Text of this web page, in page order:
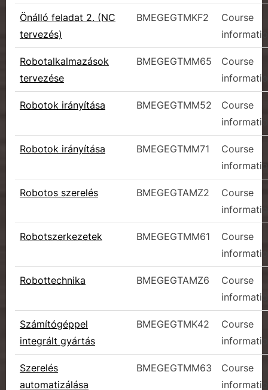
Önálló feladat 2. (NC
tervezés)
BMEGEGTMKF2
Course
Robotalkalmazások
tervezése
BMEGEGTMM65
Course
Robotok irányítása BMEGEGTMM52
Course
Robotok irányítása BMEGEGTMM71
Course
Robotos szerelés BMEGEGTAMZ2
Course
Robotszerkezetek BMEGEGTMM61
Course
Robottechnika BMEGEGTAMZ6
Course
Számítógéppel
integrált gyártás
BMEGEGTMK42
Course
Szerelés
automatizálása
BMEGEGTMM63
Course